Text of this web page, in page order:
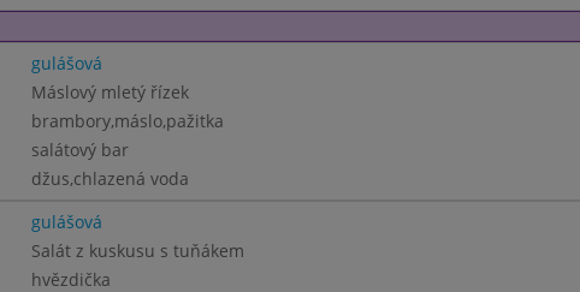
gulášová
Máslový mletý řízek
brambory,máslo,pažitka
salátový bar
džus,chlazená voda
gulášová
Salát z kuskusu s tuňákem
hvězdička